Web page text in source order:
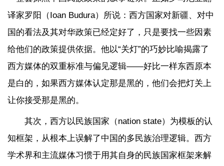
译家罗阳（Ioan Budura）所说：西方国家对新疆、对中
国的看法及其对华政策已经定好了，只是要找一些因素
给他们的政策提供依据。他以“关灯”的巧妙比喻揭露了
西方媒体的双重标准与偏见逻辑——好比一样东西原本
是白的，如果西方媒体认定那是黑的，他们会把灯关上
让你接受那是黑的。
其次，西方以民族国家（nation state）为模板的认
知框架，从根本上误解了中国的多民族治理逻辑。西方
学术界和主流媒体习惯于用其自身的民族国家框架来解